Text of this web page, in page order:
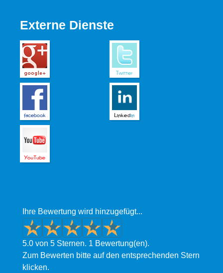
Externe Dienste
Ihre Bewertung wird hinzugefügt...
5.0 von 5 Sternen. 1 Bewertung(en).
Zum Bewerten bitte auf den entsprechenden Stern
klicken.